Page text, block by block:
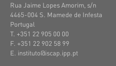
Rua Jaime Lopes Amorim, s/n
4465-004 S. Mamede de Infesta
Portugal
T. +351 22 905 00 00
F. +351 22 902 58 99
E. instituto@iscap.ipp.pt